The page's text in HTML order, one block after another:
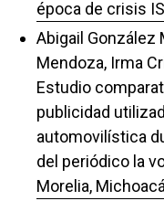
época de crisis
Abigail González
Mendoza, Irma
Estudio
publicidad
automovilística
del periódico la
Morelia,